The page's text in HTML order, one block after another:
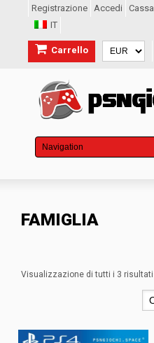
Registrazione Accedi Cassa
IT
Carrello
FAMIGLIA
Visualizzazione di tutti i 3 risultati